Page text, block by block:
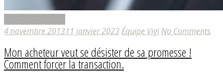
4 novembre 201311 janvier 2023 Équipe Vigi No Comments
Mon acheteur veut se désister de sa promesse !
Comment forcer la transaction.